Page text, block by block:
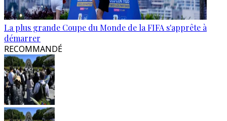
La plus grande Coupe du Monde de la FIFA s'apprête à
démarrer
RECOMMANDÉ